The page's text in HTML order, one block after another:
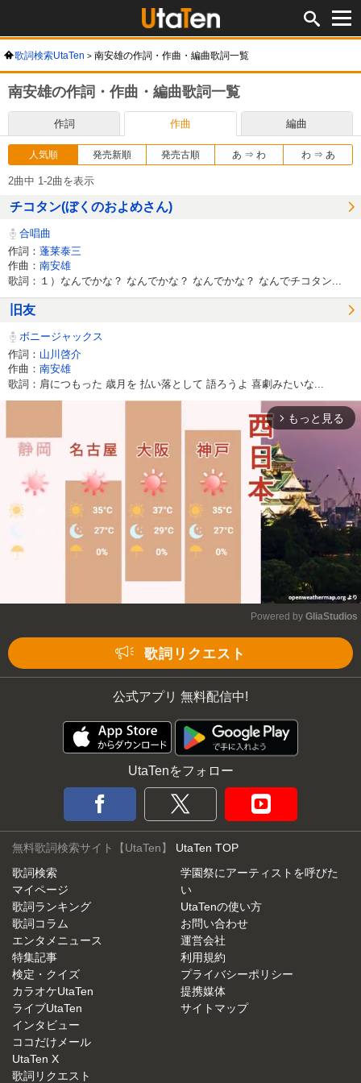
歌詞検索UtaTen 南安雄の作詞・作曲・編曲歌詞一覧
南安雄の作詞・作曲・編曲歌詞一覧
作詞 作曲 編曲
人気順 発売新順 発売古順 あ ⇒ わ わ ⇒ あ
2曲中 1-2曲を表示
チコタン(ぼくのおよめさん)
合唱曲
作詞： 蓬莱泰三
作曲： 南安雄
歌詞：１）なんでかな？ なんでかな？ なんでかな？ なんでチコタン...
旧友
ボニージャックス
作詞： 山川啓介
作曲： 南安雄
歌詞：肩につもった 歳月を 払い落として 語ろうよ 喜劇みたいな...
arrow_forward_ios もっと見る
Powered by GliaStudios
歌詞リクエスト
公式アプリ 無料配信中!
UtaTenをフォロー
無料歌詞検索サイト【UtaTen】 UtaTen TOP
歌詞検索
マイページ
歌詞ランキング
歌詞コラム
エンタメニュース
特集記事
検定・クイズ
カラオケUtaTen
ライブUtaTen
インタビュー
ココだけメール
UtaTen X
歌詞リクエスト
学園祭にアーティストを呼びた
い
UtaTenの使い方
お問い合わせ
運営会社
利用規約
プライバシーポリシー
提携媒体
サイトマップ